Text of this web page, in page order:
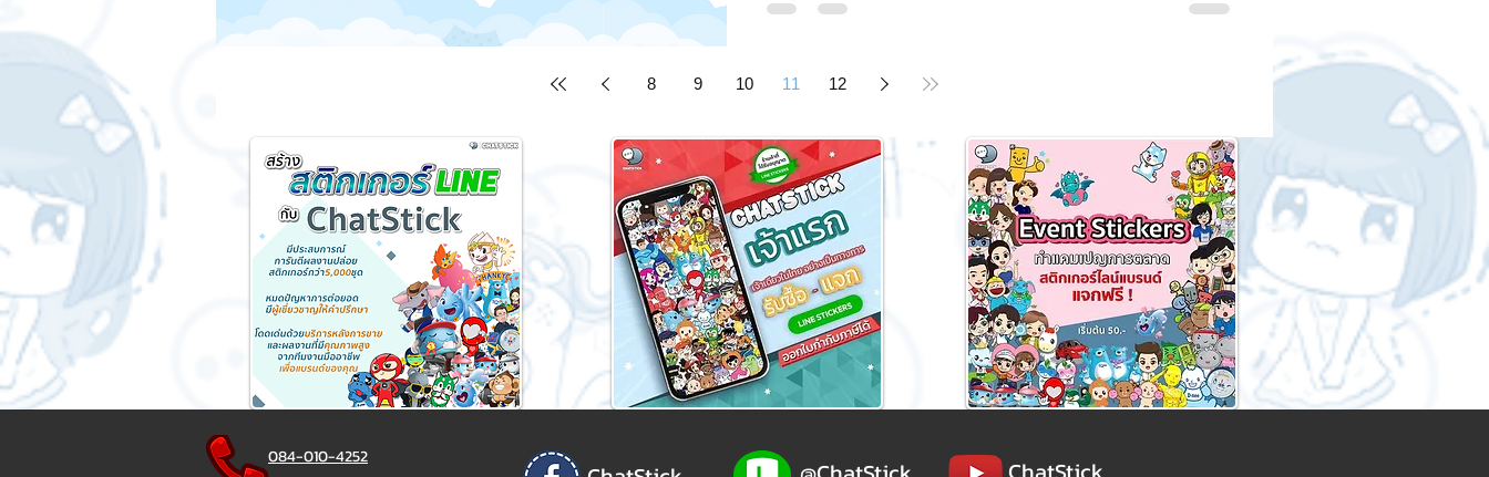
8 9 10 11 12
084-010-4252